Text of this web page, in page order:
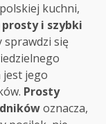
kuchni,
prosty i szybki
sprawdzi się
jest jego
Prosty
oznacza,